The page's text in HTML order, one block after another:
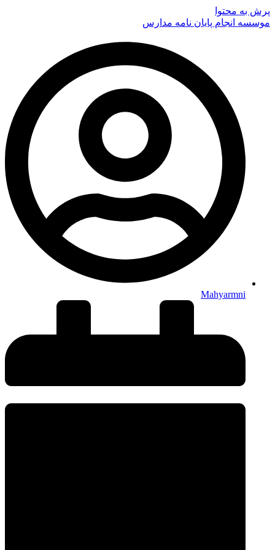
پرش به محتوا
موسسه انجام پایان نامه مدارس
Mahyarmni